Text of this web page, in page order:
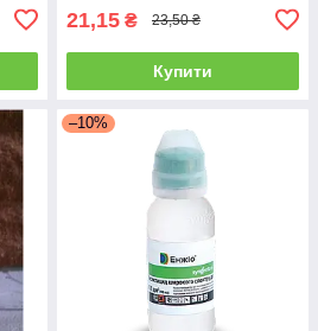
21,15 ₴ 23,50 ₴
Купити
–10%